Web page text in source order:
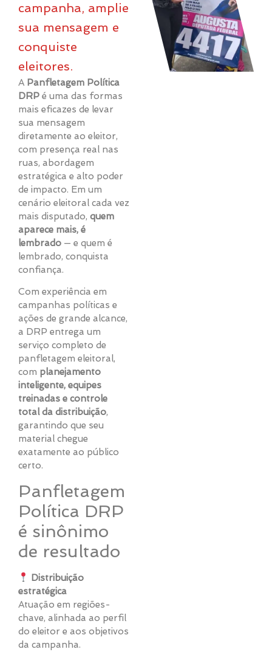
campanha, amplie
sua mensagem e
conquiste
eleitores.
A Panfletagem Política
DRP é uma das formas
mais eficazes de levar
sua mensagem
diretamente ao eleitor,
com presença real nas
ruas, abordagem
estratégica e alto poder
de impacto. Em um
cenário eleitoral cada vez
mais disputado, quem
aparece mais, é
lembrado — e quem é
lembrado, conquista
confiança.
Com experiência em
campanhas políticas e
ações de grande alcance,
a DRP entrega um
serviço completo de
panfletagem eleitoral,
com planejamento
inteligente, equipes
treinadas e controle
total da distribuição,
garantindo que seu
material chegue
exatamente ao público
certo.
Panfletagem
Política DRP
é sinônimo
de resultado
Distribuição
estratégica
Atuação em regiões-
chave, alinhada ao perfil
do eleitor e aos objetivos
da campanha.